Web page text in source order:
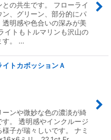
の共生です。 フローライ
ン、グリーン、部分的にパ
明感や色合いの深みが美
イトもトルマリンも沢山の
す。 …
イトカボッションＡ
ンや微妙な色の濃淡が綺
。 透明感やインクルージ
子が瑞々しいです。 ナミ